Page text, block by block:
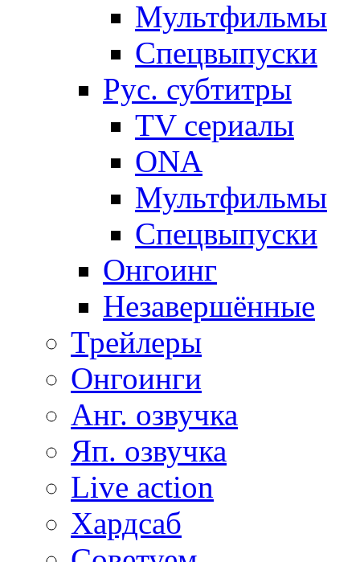
Мультфильмы
Спецвыпуски
Рус. субтитры
TV сериалы
ONA
Мультфильмы
Спецвыпуски
Онгоинг
Незавершённые
Трейлеры
Онгоинги
Анг. озвучка
Яп. озвучка
Live action
Хардсаб